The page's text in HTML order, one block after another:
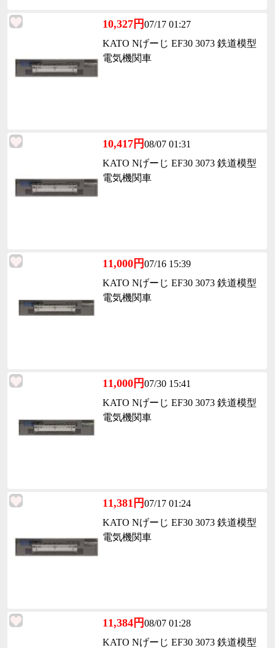
10,327円07/17 01:27
KATO Nげーじ EF30 3073 鉄道模型
電気機関車
10,417円08/07 01:31
KATO Nげーじ EF30 3073 鉄道模型
電気機関車
11,000円07/16 15:39
KATO Nげーじ EF30 3073 鉄道模型
電気機関車
11,000円07/30 15:41
KATO Nげーじ EF30 3073 鉄道模型
電気機関車
11,381円07/17 01:24
KATO Nげーじ EF30 3073 鉄道模型
電気機関車
11,384円08/07 01:28
KATO Nげーじ EF30 3073 鉄道模型